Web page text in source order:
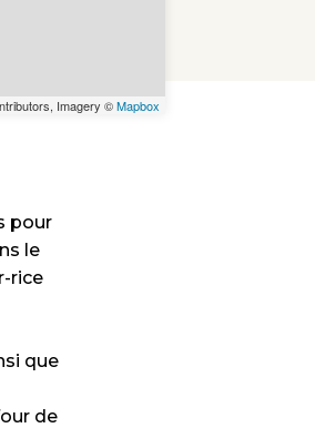
Imagery ©Mapbox
pour
le
rice
que
de